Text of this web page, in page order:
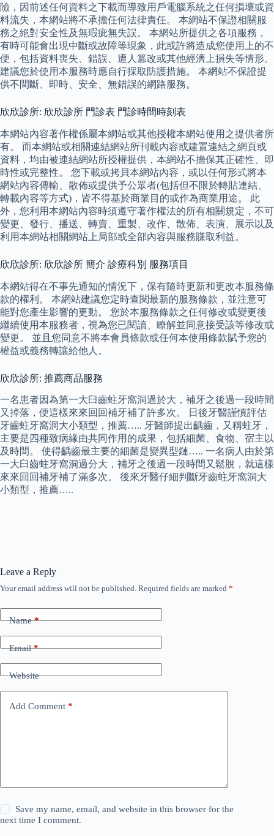
險，因前述任何資料之下載而導致用戶電腦系統之任何損壞或資
料流失，本網站將不承擔任何法律責任。 本網站不保證相關服
務之絕對安全性及無瑕疵無失誤。 本網站所提供之各項服務，
有時可能會出現中斷或故障等現象，此或許將造成您使用上的不
便，包括資料喪失、錯誤、遭人篡改或其他經濟上損失等情形。
建議您於使用本服務時應自行採取防護措施。 本網站不保證提
供不間斷、即時、安全、無錯誤的網路服務。
欣欣診所: 欣欣診所 門診表 門診時間時刻表
本網站內容著作權係屬本網站或其他授權本網站使用之提供者所
有。 而本網站或相關連結網站所刊載內容或建置連結之網頁或
資料，均由被連結網站所授權提供，本網站不擔保其正確性、即
時性或完整性。 您下載或拷貝本網站內容，或以任何形式將本
網站內容傳輸、散佈或提供予公眾者(包括但不限於轉貼連結、
轉載內容等方式)，皆不得基於商業目的或作為商業用途。 此
外，您利用本網站內容時須遵守著作權法的所有相關規定，不可
變更、發行、播送、轉賣、重製、改作、散佈、表演、展示以及
利用本網站相關網站上局部或全部內容與服務賺取利益。
欣欣診所: 欣欣診所 簡介 診療科別 服務項目
本網站得在不事先通知的情況下，保有隨時更新和更改本服務條
款的權利。 本網站建議您定時查閱最新的服務條款，並注意可
能對您產生影響的更動。 您於本服務條款之任何修改或變更後
繼續使用本服務者，視為您已閱讀、瞭解並同意接受該等修改或
變更。 並且您同意不將本會員條款或任何本使用條款賦予您的
權益或義務轉讓給他人。
欣欣診所: 推薦商品服務
一名患者因為第一大臼齒蛀牙窩洞過於大，補牙之後過一段時間
又掉落，便這樣來來回回補牙補了許多次。 日後牙醫謹慎評估
牙齒蛀牙窩洞大小類型，推薦….. 牙醫師提出齲齒，又稱蛀牙，
主要是四種致病緣由共同作用的成果，包括細菌、食物、宿主以
及時間。 使得齲齒最主要的細菌是變異型鏈….. 一名病人由於第
一大臼齒蛀牙窩洞過分大，補牙之後過一段時間又鬆脫，就這樣
來來回回補牙補了滿多次。 後來牙醫仔細判斷牙齒蛀牙窩洞大
小類型，推薦…..
Leave a Reply
Your email address will not be published. Required fields are marked *
Name*
Email*
Website
Add Comment *
Save my name, email, and website in this browser for the
next time I comment.